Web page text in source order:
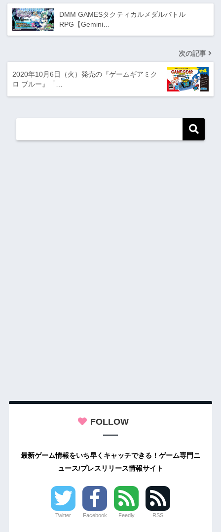
DMM GAMESタクティカルメダルバトル
RPG【Gemini…
次の記事
2020年10月6日（火）発売の『ゲームギアミク
ロ ブルー』「…
FOLLOW
最新ゲーム情報をいち早くキャッチできる！ゲーム専門ニ
ュース/プレスリリース情報サイト
Twitter Facebook Feedly RSS